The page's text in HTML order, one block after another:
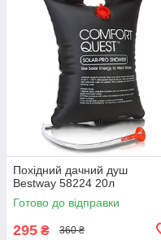
Похідний дачний душ
Bestway 58224 20л
Готово до відправки
295 ₴ 360 ₴